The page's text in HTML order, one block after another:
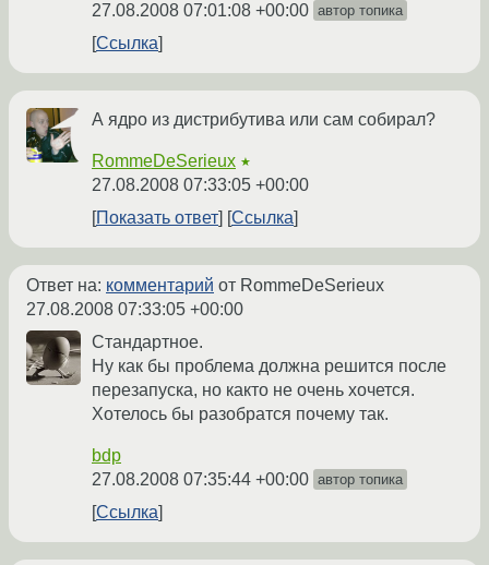
27.08.2008 07:01:08 +00:00 автор топика
Ссылка
А ядро из дистрибутива или сам собирал?
RommeDeSerieux ★
27.08.2008 07:33:05 +00:00
Показать ответ
Ссылка
Ответ на: комментарий от RommeDeSerieux
27.08.2008 07:33:05 +00:00
Стандартное.
Ну как бы проблема должна решится после
перезапуска, но както не очень хочется.
Хотелось бы разобратся почему так.
bdp
27.08.2008 07:35:44 +00:00 автор топика
Ссылка